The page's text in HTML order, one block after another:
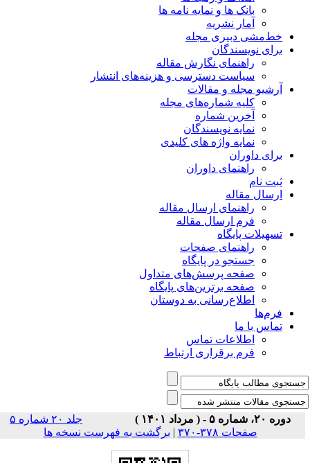
بانک ها و نمایه نامه ها
آمار نشریه
خط‌مشی دبیری مجله
برای نویسندگان
راهنمای نگارش مقاله
سیاست دسترسی و هزینه‌های انتشار
آرشیو مجله و مقالات
کلیه شماره‌های مجله
آخرین شماره
نمایه نویسندگان
نمایه واژه های کلیدی
برای داوران
راهنمای داوران
ثبت نام
ارسال مقاله
راهنمای ارسال مقاله
فرم ارسال مقاله
تسهیلات پایگاه
راهنمای صفحات
جستجو در پایگاه
صفحه پرسش‌های متداول
صفحه برترین‌های پایگاه
اطلاع‌رسانی به دوستان
فرم‌ها
تماس با ما
اطلاعات تماس
فرم برقراری ارتباط
دوره ۲۰، شماره ۵ - ( مرداد ۱۴۰۱ )
جلد ۲۰ شماره ۵
صفحات ۳۷۸-۳۷۰
|برگشت به فهرست نسخه ها